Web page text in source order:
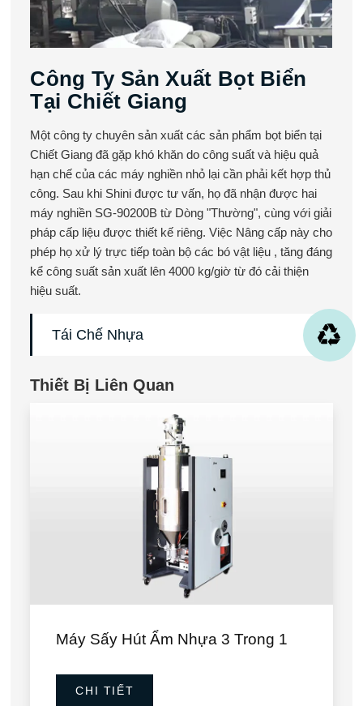
Công Ty Sản Xuất Bọt Biển
Tại Chiết Giang
Một công ty chuyên sản xuất các sản phẩm bọt biển tại
Chiết Giang đã gặp khó khăn do công suất và hiệu quả
hạn chế của các máy nghiền nhỏ lại cần phải kết hợp thủ
công. Sau khi Shini được tư vấn, họ đã nhận được hai
máy nghiền SG-90200B từ Dòng "Thường", cùng với giải
pháp cấp liệu được thiết kế riêng. Việc Nâng cấp này cho
phép họ xử lý trực tiếp toàn bộ các bó vật liệu , tăng đáng
kể công suất sản xuất lên 4000 kg/giờ từ đó cải thiện
hiệu suất.
Tái Chế Nhựa
Thiết Bị Liên Quan
Máy Sấy Hút Ẩm Nhựa 3 Trong 1
CHI TIẾT